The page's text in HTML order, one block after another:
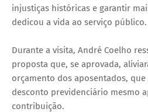
injustiças históricas e garantir
dedicou a vida ao serviço público.
Durante a visita, André Coelho
proposta que, se aprovada,
orçamento dos aposentados,
desconto previdenciário mesmo
contribuição.